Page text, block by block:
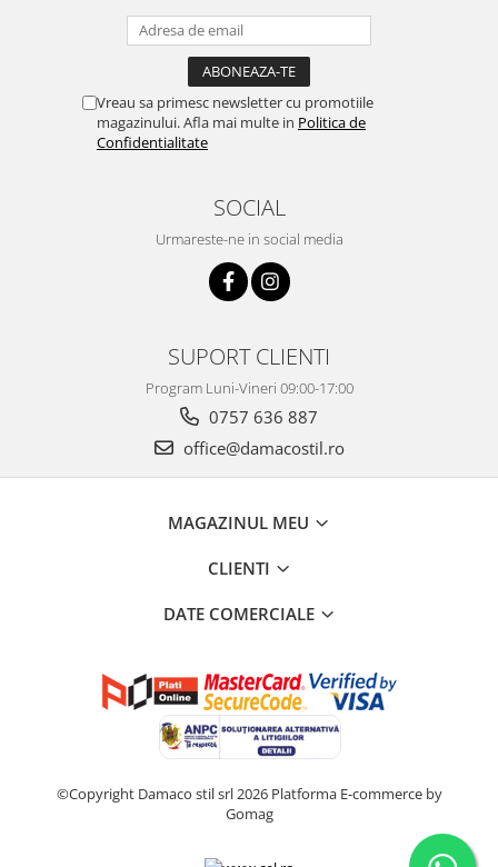
Vreau sa primesc newsletter cu promotiile
magazinului. Afla mai multe in Politica de
Confidentialitate
SOCIAL
Urmareste-ne in social media
SUPORT CLIENTI
Program Luni-Vineri 09:00-17:00
0757 636 887
office@damacostil.ro
MAGAZINUL MEU
CLIENTI
DATE COMERCIALE
©Copyright Damaco stil srl 2026 Platforma E-commerce by
Gomag